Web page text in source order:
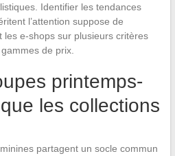
Identifier les tendances
l’attention suppose de
e-shops sur plusieurs critères
de prix.
printemps-
les collections
partagent un socle commun